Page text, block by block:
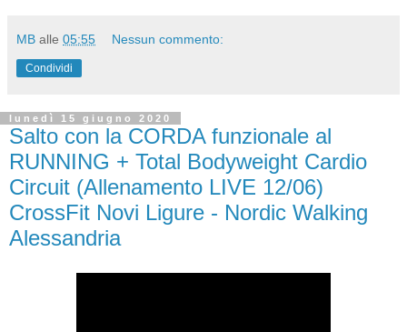
MB alle 05:55 Nessun commento:
Condividi
lunedì 15 giugno 2020
Salto con la CORDA funzionale al
RUNNING + Total Bodyweight Cardio
Circuit (Allenamento LIVE 12/06)
CrossFit Novi Ligure - Nordic Walking
Alessandria